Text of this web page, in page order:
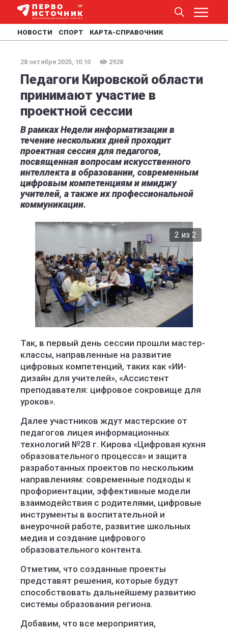
НОВОСТИ СПОРТ КАРТА-СПРАВОЧНИК
28 октября 2025, 10:10 2928
Педагоги Кировской области
принимают участие в
проектной сессии
В рамках Недели информатизации в
течение нескольких дней проходит
проектная сессия для педагогов,
посвященная вопросам искусственного
интеллекта в образовании, современным
цифровым компетенциям и имиджу
учителей, а также их профессиональной
коммуникации.
2 из 2
Министерство образования Кировской области
Так, в первый день сессии прошли мастер-
классы, направленные на развитие
цифровых компетенций, таких как «ИИ-
дизайн для учителей», «Ассистент
преподавателя: цифровое сокровище для
уроков».
Далее участников ждут мастерские от
педагогов лицея информационных
технологий №28 г. Кирова «Цифровая кухня
образовательного процесса» и защита
разработанных проектов по нескольким
направлениям: современные подходы к
профориентации, эффективные модели
взаимодействия с родителями, цифровые
инструменты в воспитательной и
внеурочной работе, развитие школьных
медиа и создание цифрового
образовательного контента.
Отметим, что созданные проекты
представят решения, которые будут
способствовать дальнейшему развитию
системы образования региона.
Добавим, что все мероприятия,